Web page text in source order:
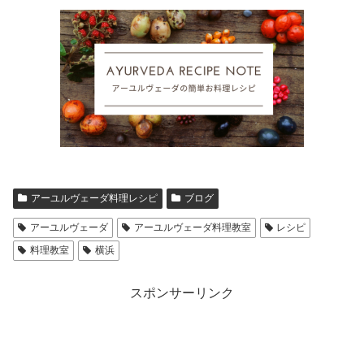
アーユルヴェーダ料理レシピ ブログ
アーユルヴェーダ アーユルヴェーダ料理教室
レシピ
料理教室
横浜
スポンサーリンク